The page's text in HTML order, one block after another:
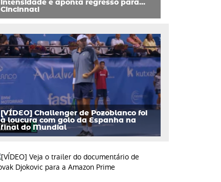
intensidade e aponta regresso para…
Cincinnati
[VÍDEO] Challenger de Pozoblanco foi
à loucura com golo da Espanha na
final do Mundial